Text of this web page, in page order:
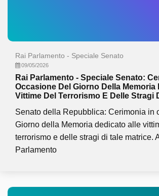
Rai Parlamento - Speciale Senato
09/05/2026
Rai Parlamento - Speciale Senato:
Occasione Del Giorno Della Memoria
Vittime Del Terrorismo E Delle Stragi
Senato della Repubblica: Cerimonia in
Giorno della Memoria dedicato alle
terrorismo e delle stragi di tale matrice.
Parlamento